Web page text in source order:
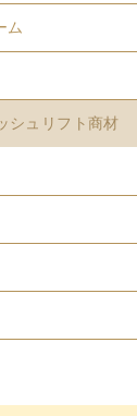
ム
シュリフト商材